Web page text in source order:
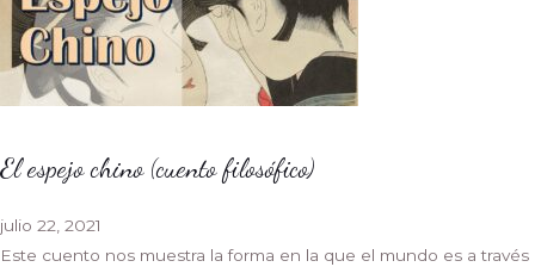
El espejo chino (cuento filosófico)
julio 22, 2021
Este cuento nos muestra la forma en la que el mundo es a través